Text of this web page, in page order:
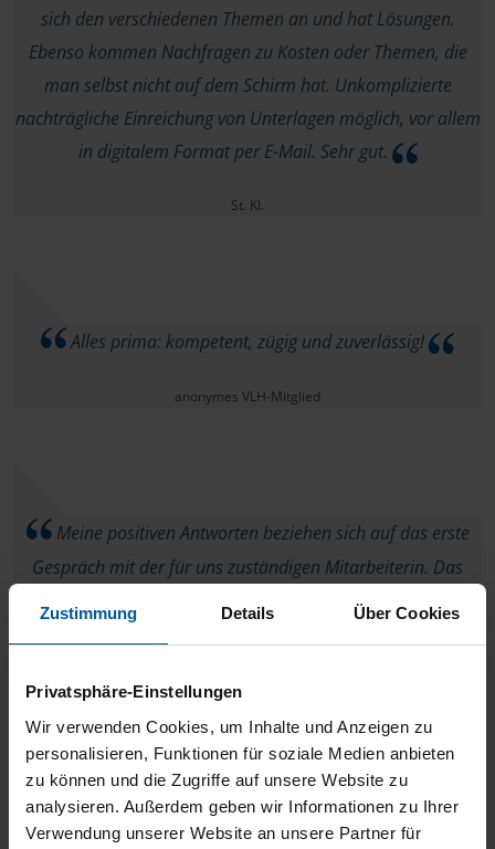
Zustimmung Details Über Cookies
Privatsphäre-Einstellungen
Wir verwenden Cookies, um Inhalte und Anzeigen zu
personalisieren, Funktionen für soziale Medien anbieten
zu können und die Zugriffe auf unsere Website zu
analysieren. Außerdem geben wir Informationen zu Ihrer
Verwendung unserer Website an unsere Partner für
sich den verschiedenen Themen an und hat Lösungen.
Ebenso kommen Nachfragen zu Kosten oder Themen, die
man selbst nicht auf dem Schirm hat. Unkomplizierte
nachträgliche Einreichung von Unterlagen möglich, vor allem
in digitalem Format per E-Mail. Sehr gut.
St. Kl.
Alles prima: kompetent, zügig und zuverlässig!
anonymes VLH-Mitglied
Meine positiven Antworten beziehen sich auf das erste
Gespräch mit der für uns zuständigen Mitarbeiterin. Das
Gespräch war sachlich und angenehm bei einer gleichzeitig
mitgeteilt. Weitere Aussagen bezüglich des eingereichten
Einkommensteuerbescheids können wir noch nicht machen,
da wir bis heute keine Rückmeldung des Finanzamtes bzw.
ihrer Zweigstelle erhalten haben.